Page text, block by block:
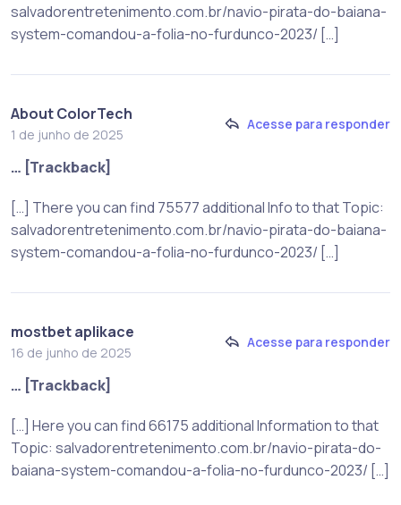
salvadorentretenimento.com.br/navio-pirata-do-baiana-
system-comandou-a-folia-no-furdunco-2023/ […]
About ColorTech
1 de junho de 2025
Acesse para responder
… [Trackback]
[…] There you can find 75577 additional Info to that Topic:
salvadorentretenimento.com.br/navio-pirata-do-baiana-
system-comandou-a-folia-no-furdunco-2023/ […]
mostbet aplikace
16 de junho de 2025
Acesse para responder
… [Trackback]
[…] Here you can find 66175 additional Information to that
Topic: salvadorentretenimento.com.br/navio-pirata-do-
baiana-system-comandou-a-folia-no-furdunco-2023/ […]